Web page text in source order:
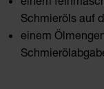
Schmieröls auf
einem